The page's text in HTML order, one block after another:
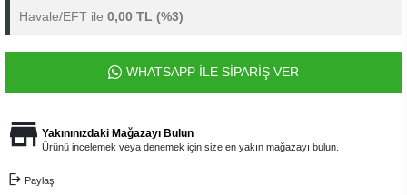
Havale/EFT ile 0,00 TL (%3)
WHATSAPP İLE SİPARİŞ VER
Yakınınızdaki Mağazayı Bulun
Ürünü incelemek veya denemek için size en yakın mağazayı bulun.
Paylaş